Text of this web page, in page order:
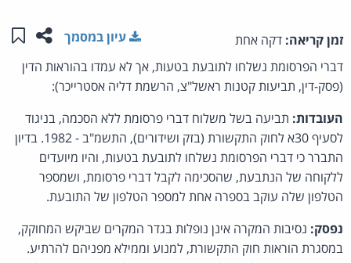
זמן קריאה: דקה אחת שתפו
עיון במסמך
דברי הפרסומת נשלחו לתובעת בטעות, אך לא עמדו בהוראות הדין
(פסק-דין, תביעות קטנות ראשל"צ, הרשמת דליה אסטרייכר):
העובדות: תביעה בשל משלוח דברי פרסומת ללא הסכמה, בניגוד
לסעיף 30א לחוק התקשורת (בזק ושידורים), התשמ"ב - 1982. בדיון
התברר כי דברי הפרסומת נשלחו לתובעת בטעות, והיו מיועדים
ללקוחה של הנתבעת, שהסכימה לקבל דברי פרסומת, ושמספר
הטלפון שלה עוקב בספרה אחת למספר הטלפון של התובעת.
נפסק: נסיבות המקרה אינן נופלות בגדר המקרים שביקש המחוקק,
במסגרת הוראות חוק התקשורת, למנוע וממילא מפניהם להרתיע.